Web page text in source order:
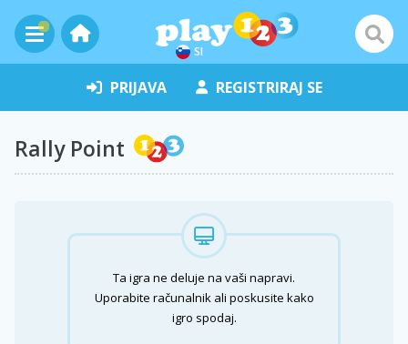
SI
PRIJAVA REGISTRIRAJ SE
Rally Point
Ta igra ne deluje na vaši napravi.
Uporabite računalnik ali poskusite kako
igro spodaj.